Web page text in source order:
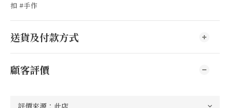
扣 #手作
送貨及付款方式
顧客評價